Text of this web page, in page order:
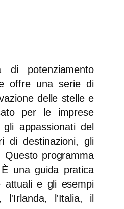
di potenziamento
offre una serie di
delle stelle e
per le imprese
appassionati del
di destinazioni, gli
Questo programma
una guida pratica
attuali e gli esempi
l'Irlanda, l'Italia, il